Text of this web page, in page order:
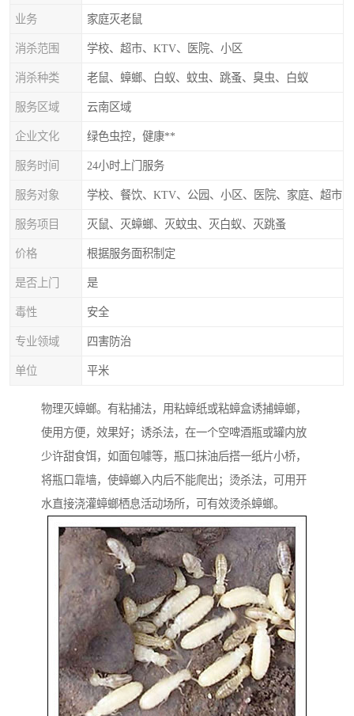
业务 家庭灭老鼠
消杀范围 学校、超市、KTV、医院、小区
消杀种类 老鼠、蟑螂、白蚁、蚊虫、跳蚤、臭虫、白蚁
服务区域 云南区域
企业文化 绿色虫控，健康**
服务时间 24小时上门服务
服务对象 学校、餐饮、KTV、公园、小区、医院、家庭、超市
服务项目 灭鼠、灭蟑螂、灭蚊虫、灭白蚁、灭跳蚤
价格 根据服务面积制定
是否上门 是
毒性 安全
专业领域 四害防治
单位 平米
物理灭蟑螂。有粘捕法，用粘蟑纸或粘蟑盒诱捕蟑螂，
使用方便，效果好；诱杀法，在一个空啤酒瓶或罐内放
少许甜食饵，如面包噱等，瓶口抹油后搭一纸片小桥，
将瓶口靠墙，使蟑螂入内后不能爬出；烫杀法，可用开
水直接浇灌蟑螂栖息活动场所，可有效烫杀蟑螂。